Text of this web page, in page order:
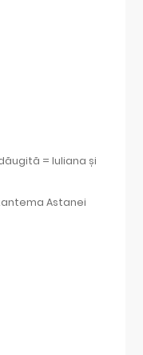
= Iuliana și
Astanei